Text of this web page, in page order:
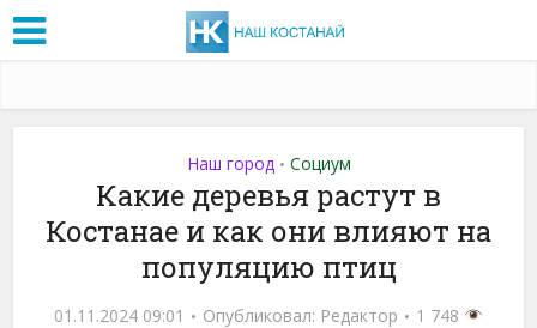
Наш город • Социум
Какие деревья растут в
Костанае и как они влияют на
популяцию птиц
01.11.2024 09:01 Опубликовал: Редактор
1 748